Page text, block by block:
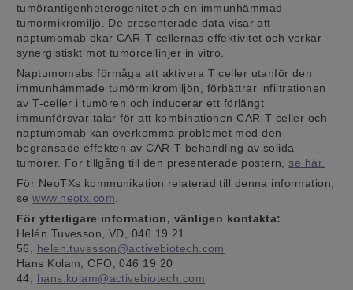
tumörantigenheterogenitet och en immunhämmad
tumörmikromiljö. De presenterade data visar att
naptumomab ökar CAR-T-cellernas effektivitet och verkar
synergistiskt mot tumörcellinjer in vitro.
Naptumomabs förmåga att aktivera T celler utanför den
immunhämmade tumörmikromiljön, förbättrar infiltrationen
av T-celler i tumören och inducerar ett förlängt
immunförsvar talar för att kombinationen CAR-T celler och
naptumomab kan överkomma problemet med den
begränsade effekten av CAR-T behandling av solida
tumörer. För tillgång till den presenterade postern,se här.
För NeoTXs kommunikation relaterad till denna information,
sewww.neotx.com
För ytterligare information, vänligen kontakta:
Helén Tuvesson, VD, 046 19 21
56, helen.tuvesson@activebiotech.com
Hans Kolam, CFO, 046 19 20
44, hans.kolam@activebiotech.com